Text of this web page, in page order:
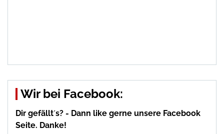
Wir bei Facebook:
Dir gefällt´s? - Dann like gerne unsere Facebook
Seite. Danke!